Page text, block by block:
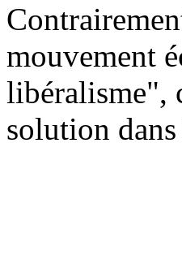
mouvement
libéralisme",
solution